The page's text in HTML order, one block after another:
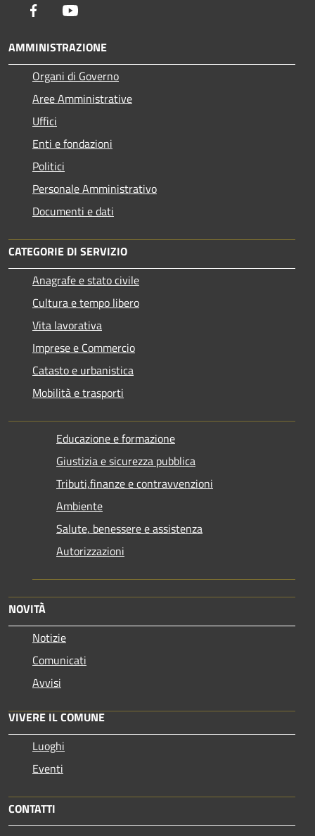
Facebook
AMMINISTRAZIONE
Organi di Governo
Aree Amministrative
Uffici
Enti e fondazioni
Politici
Personale Amministrativo
Documenti e dati
CATEGORIE DI SERVIZIO
Anagrafe e stato civile
Cultura e tempo libero
Vita lavorativa
Imprese e Commercio
Catasto e urbanistica
Mobilità e trasporti
Educazione e formazione
Giustizia e sicurezza pubblica
Tributi,finanze e contravvenzioni
Ambiente
Salute, benessere e assistenza
Autorizzazioni
NOVITÀ
Notizie
Comunicati
Avvisi
VIVERE IL COMUNE
Luoghi
Eventi
CONTATTI